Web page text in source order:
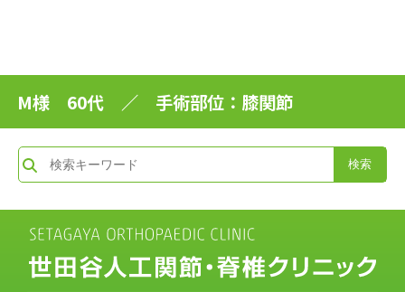
M様 60代 ／ 手術部位：膝関節